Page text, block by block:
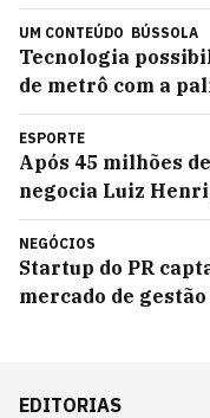
UM CONTEÚDO BÚSSOLA
Tecnologia
de metrô com a
ESPORTE
Após 45 milhões
negocia Luiz
NEGÓCIOS
Startup do PR
mercado de
EDITORIAS